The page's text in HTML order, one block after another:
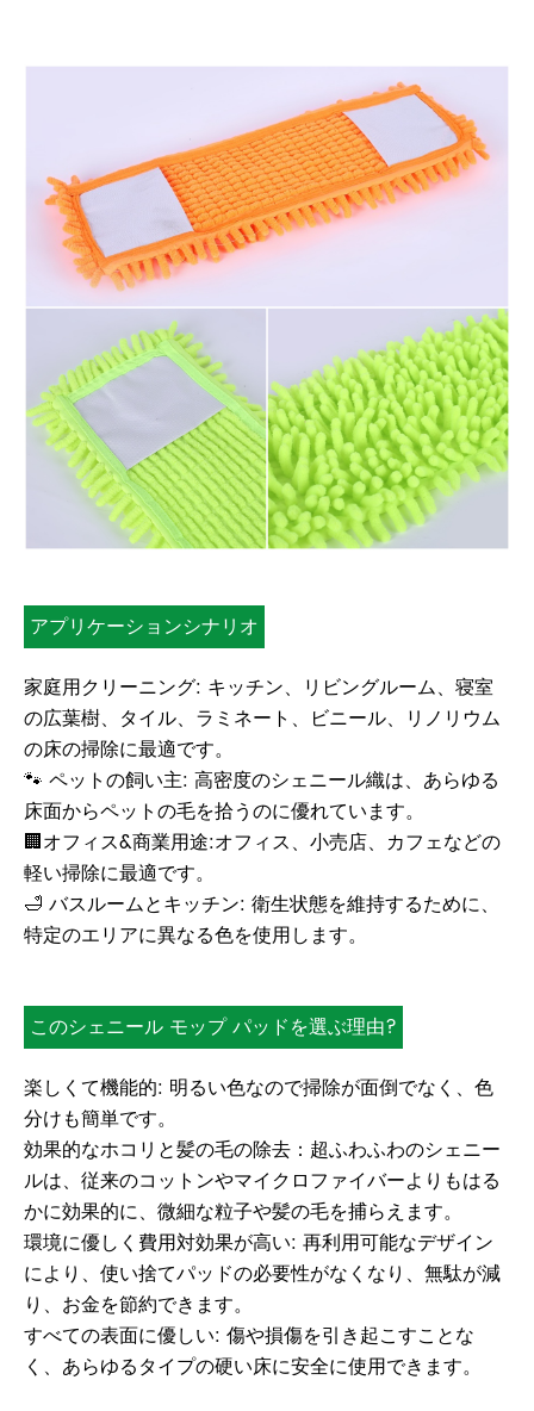
アプリケーションシナリオ
家庭用クリーニング: キッチン、リビングルーム、寝室
の広葉樹、タイル、ラミネート、ビニール、リノリウム
の床の掃除に最適です。
🐾 ペットの飼い主: 高密度のシェニール織は、あらゆる
床面からペットの毛を拾うのに優れています。
🏢オフィス&商業用途:オフィス、小売店、カフェなどの
軽い掃除に最適です。
🛁 バスルームとキッチン: 衛生状態を維持するために、
特定のエリアに異なる色を使用します。
このシェニール モップ パッドを選ぶ理由?
楽しくて機能的: 明るい色なので掃除が面倒でなく、色
分けも簡単です。
効果的なホコリと髪の毛の除去：超ふわふわのシェニー
ルは、従来のコットンやマイクロファイバーよりもはる
かに効果的に、微細な粒子や髪の毛を捕らえます。
環境に優しく費用対効果が高い: 再利用可能なデザイン
により、使い捨てパッドの必要性がなくなり、無駄が減
り、お金を節約できます。
すべての表面に優しい: 傷や損傷を引き起こすことな
く、あらゆるタイプの硬い床に安全に使用できます。